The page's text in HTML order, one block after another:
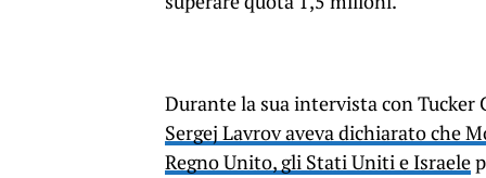
Durante la sua intervista con
Sergej Lavrov aveva dichiarato che
Regno Unito, gli Stati Uniti e Israele